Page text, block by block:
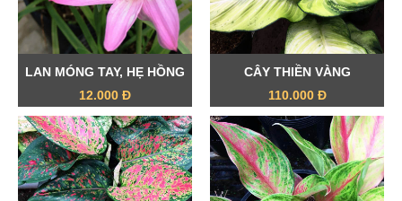
LAN MÓNG TAY, HẸ HỒNG
12.000 Đ
CÂY THIỀN VÀNG
110.000 Đ